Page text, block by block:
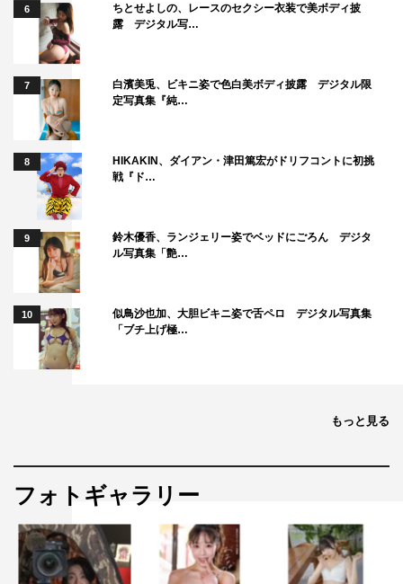
Kis-My-Ft2
宮田俊哉 山本千尋 美弥るりか
6
ちとせよしの、レースのセクシー衣装で美ボディ披
露 デジタル写…
7
白濱美兎、ビキニ姿で色白美ボディ披露 デジタル限
定写真集『純…
8
HIKAKIN、ダイアン・津田篤宏がドリフコントに初挑
戦『ド…
9
鈴木優香、ランジェリー姿でベッドにごろん デジタ
ル写真集「艶…
10
似鳥沙也加、大胆ビキニ姿で舌ペロ デジタル写真集
「ブチ上げ極…
もっと見る
フォトギャラリー